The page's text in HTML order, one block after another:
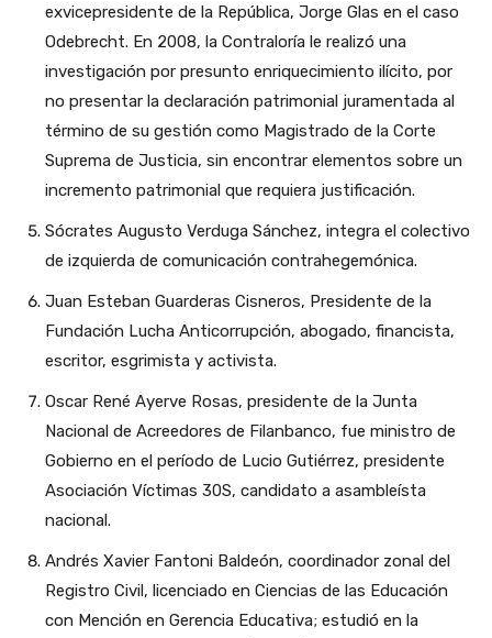
exvicepresidente de la República, Jorge Glas en el caso
Odebrecht. En 2008, la Contraloría le realizó una
investigación por presunto enriquecimiento ilícito, por
no presentar la declaración patrimonial juramentada al
término de su gestión como Magistrado de la Corte
Suprema de Justicia, sin encontrar elementos sobre un
incremento patrimonial que requiera justificación.
Sócrates Augusto Verduga Sánchez, integra el colectivo
de izquierda de comunicación contrahegemónica.
Juan Esteban Guarderas Cisneros, Presidente de la
Fundación Lucha Anticorrupción, abogado, financista,
escritor, esgrimista y activista.
Oscar René Ayerve Rosas, presidente de la Junta
Nacional de Acreedores de Filanbanco, fue ministro de
Gobierno en el período de Lucio Gutiérrez, presidente
Asociación Víctimas 30S, candidato a asambleísta
nacional.
Andrés Xavier Fantoni Baldeón, coordinador zonal del
Registro Civil, licenciado en Ciencias de las Educación
con Mención en Gerencia Educativa; estudió en la